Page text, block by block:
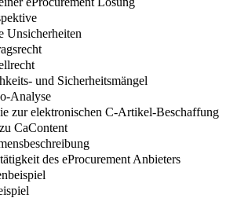
Unsicherheiten
und Sicherheitsmängel
Analyse
zur elektronischen C-Artikel-Beschaffung
CaContent
des eProcurement Anbieters